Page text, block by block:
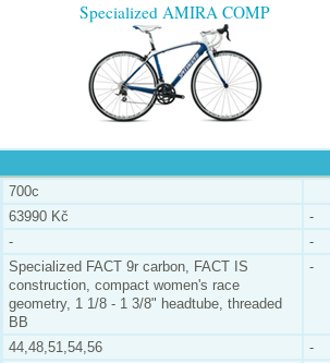
Specialized AMIRA COMP
700c
63990 Kč
-
-
-
Specialized FACT 9r carbon, FACT IS
construction, compact women's race
geometry, 1 1/8 - 1 3/8" headtube, threaded
BB
-
44,48,51,54,56
-